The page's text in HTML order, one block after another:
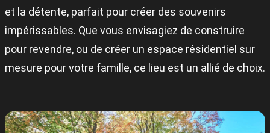
et la détente, parfait pour créer des souvenirs
impérissables. Que vous envisagiez de construire
pour revendre, ou de créer un espace résidentiel sur
mesure pour votre famille, ce lieu est un allié de choix.